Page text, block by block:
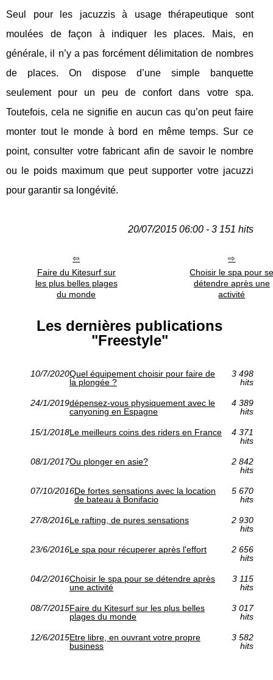
Seul pour les jacuzzis à usage thérapeutique sont
moulées de façon à indiquer les places. Mais, en
générale, il n’y a pas forcément délimitation de nombres
de places. On dispose d’une simple banquette
seulement pour un peu de confort dans votre spa.
Toutefois, cela ne signifie en aucun cas qu’on peut faire
monter tout le monde à bord en même temps. Sur ce
point, consulter votre fabricant afin de savoir le nombre
ou le poids maximum que peut supporter votre jacuzzi
pour garantir sa longévité.
20/07/2015 06:00 - 3 151 hits
Faire du Kitesurf sur
les plus belles plages
du monde
Choisir le spa pour
détendre après une
activité
Les dernières publications
"Freestyle"
10/7/2020Quel équipement choisir pour faire de
la plongée ?
3 498
hits
24/1/2019dépensez-vous physiquement avec le
canyoning en Espagne
4 389
hits
15/1/2018Le meilleurs coins des riders en France
4 371
hits
08/1/2017Ou plonger en asie?
2 842
hits
07/10/2016De fortes sensations avec la location
de bateau à Bonifacio
5 670
hits
27/8/2016Le rafting, de pures sensations
2 930
hits
23/6/2016Le spa pour récuperer après l'effort
2 656
hits
04/2/2016Choisir le spa pour se détendre après
une activité
3 115
hits
08/7/2015Faire du Kitesurf sur les plus belles
plages du monde
3 017
hits
12/6/2015Etre libre, en ouvrant votre propre
business
3 582
hits